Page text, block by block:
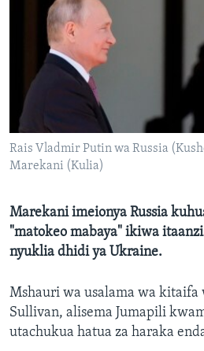
Rais Vladmir Putin wa Russia
Marekani (Kulia)
Marekani imeionya Russia
"matokeo mabaya" ikiwa
nyuklia dhidi ya Ukraine.
Mshauri wa usalama wa kitaifa
Sullivan, alisema Jumapili
utachukua hatua za haraka